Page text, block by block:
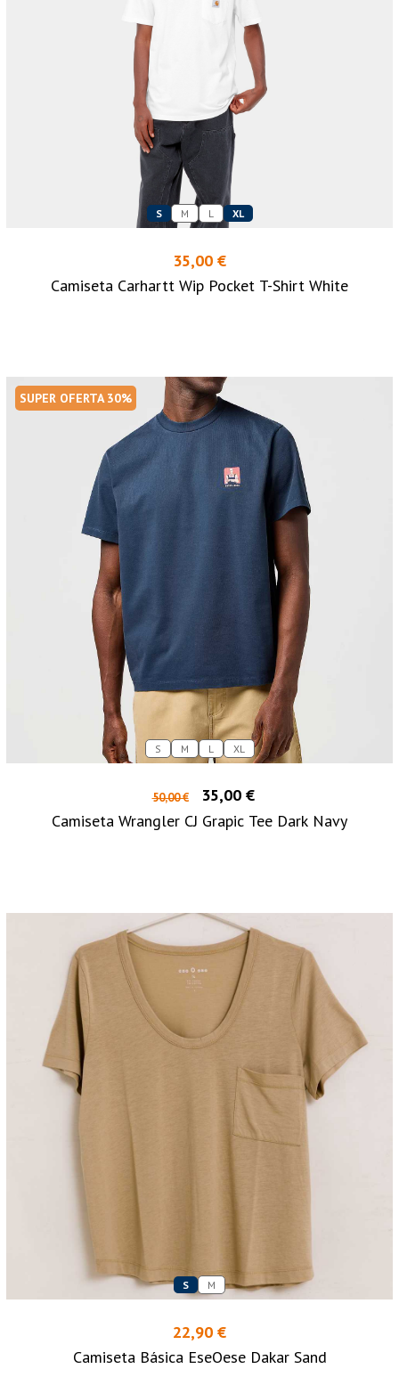
S M L XL
35,00 €
Camiseta Carhartt Wip Pocket T-Shirt White
SUPER OFERTA 30%
S M L XL
50,00 €
35,00 €
Camiseta Wrangler CJ Grapic Tee Dark Navy
S M
22,90 €
Camiseta Básica EseOese Dakar Sand